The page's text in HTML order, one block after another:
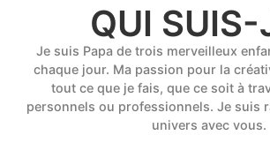
QUI SUIS-
Je suis Papa de trois merveilleux
chaque jour. Ma passion pour la
tout ce que je fais, que ce soit à
personnels ou professionnels. Je suis
univers avec vous.